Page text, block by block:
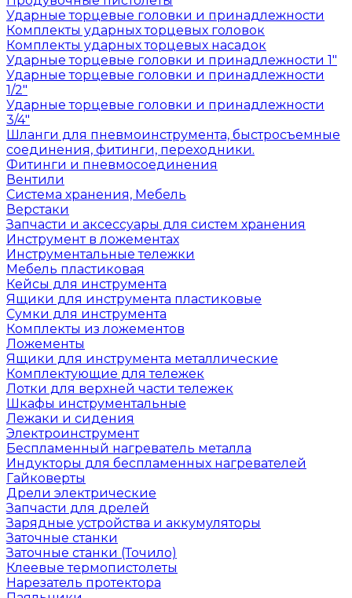
Ударные торцевые головки и принадлежности
Комплекты ударных торцевых головок
Комплекты ударных торцевых насадок
Ударные торцевые головки и принадлежности 1"
Ударные торцевые головки и принадлежности
1/2"
Ударные торцевые головки и принадлежности
3/4"
Шланги для пневмоинструмента, быстросъемные
соединения, фитинги, переходники.
Фитинги и пневмосоединения
Вентили
Система хранения, Мебель
Верстаки
Запчасти и аксессуары для систем хранения
Инструмент в ложементах
Инструментальные тележки
Мебель пластиковая
Кейсы для инструмента
Ящики для инструмента пластиковые
Сумки для инструмента
Комплекты из ложементов
Ложементы
Ящики для инструмента металлические
Комплектующие для тележек
Лотки для верхней части тележек
Шкафы инструментальные
Лежаки и сидения
Электроинструмент
Беспламенный нагреватель металла
Индукторы для беспламенных нагревателей
Гайковерты
Дрели электрические
Запчасти для дрелей
Зарядные устройства и аккумуляторы
Заточные станки
Заточные станки (Точило)
Клеевые термопистолеты
Нарезатель протектора